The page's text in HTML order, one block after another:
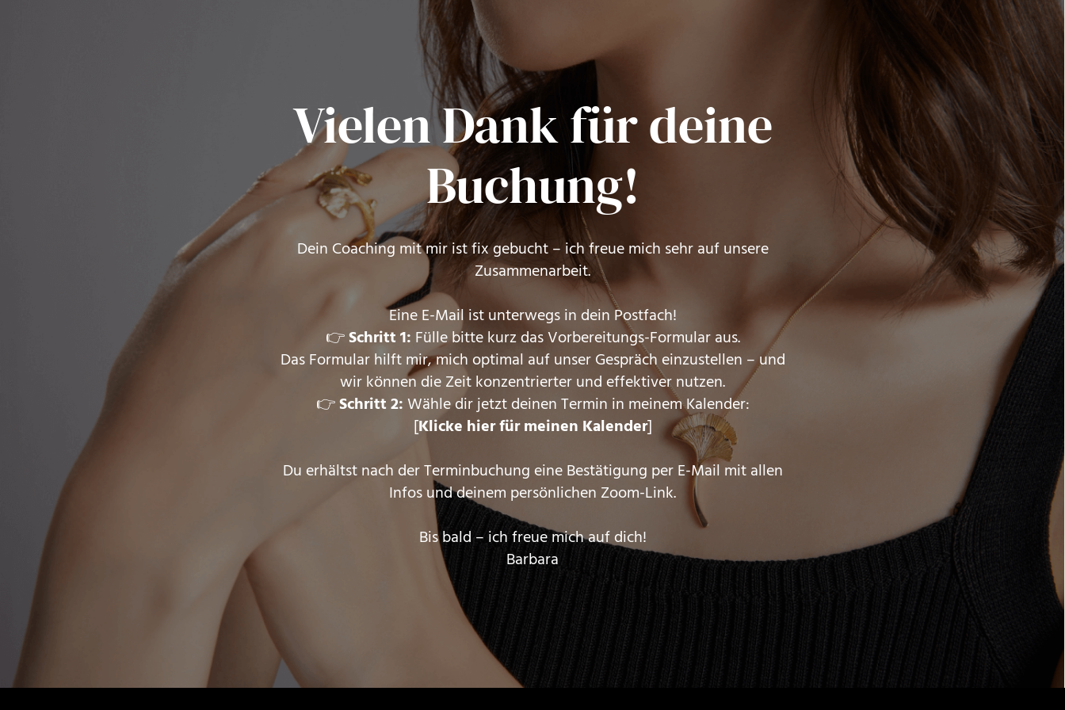
Vielen Dank für deine
Buchung!
Dein Coaching mit mir ist fix gebucht – ich freue mich sehr auf unsere
Zusammenarbeit.
Eine E-Mail ist unterwegs in dein Postfach!
👉Schritt 1: Fülle bitte kurz das Vorbereitungs-Formular aus.
Das Formular hilft mir, mich optimal auf unser Gespräch einzustellen – und
wir können die Zeit konzentrierter und effektiver nutzen.
👉Schritt 2:Wähle dir jetzt deinen Termin in meinem Kalender:
[Klicke hier für meinen Kalender]
Du erhältst nach der Terminbuchung eine Bestätigung per E-Mail mit allen
Infos und deinem persönlichen Zoom-Link.
Bis bald – ich freue mich auf dich!
Barbara